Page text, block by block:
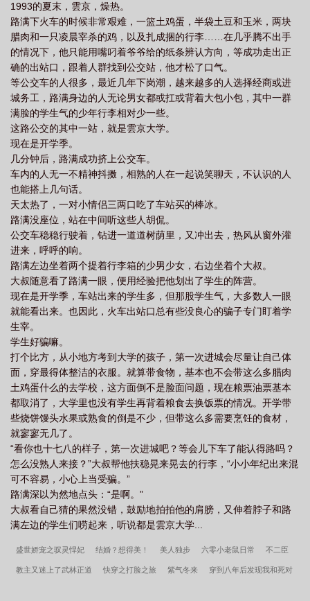
乱世争霸背景里被送到暴君枕边的刺客，却总在关键时刻下不了
手，延误了最好的时机……】路满：不是不会暗杀，而是美人计更
有性价比。暴君：别以为孤看不穿你的小心思！路满：冤枉啊！我
真的是姑娘！暴君：？！【你是恐怖灵异文里最让读者唾弃的愚蠢
“圣父”，大家原本能在主角的带领下规避危险，是你一次次不听劝和
道德绑架害得主角团陷入无数危机，导致最后只有主角一人活下
来……】路满：什么床底有鬼，明明是有人偷窥我！到底是谁？别
让我逮着！主角团和鬼：……【你是苦情文里反派的傻弟弟……】
路满：傻子你们都要整？！系统：这次的圣父不是你，你要和反派
哥哥一起刁难阻碍圣父主角，直到圣父主角被逼得彻底黑化，完成
读者的心愿！路满：做坏事成全他人，怎么不算是一种悲情圣父
呢？……文案只是部分小世界，不一定按照顺序写，以正文为主*受
是路满，很会骗人（大概？）万人迷受，每个世界的攻都是一个人
主世界he最初文案2022.11.1，修改版本有记录
1993的夏末，雲京，燥热。
路满下火车的时候非常艰难，一篮土鸡蛋，半袋土豆和玉米，两块
腊肉和一只凌晨宰杀的鸡，以及扎成捆的行李……在几乎腾不出手
的情况下，他只能用嘴叼着爷爷给的纸条辨认方向，等成功走出正
确的出站口，跟着人群找到公交站，他才松了口气。
等公交车的人很多，最近几年下岗潮，越来越多的人选择经商或进
城务工，路满身边的人无论男女都或扛或背着大包小包，其中一群
满脸的学生气的少年行李相对少一些。
这路公交的其中一站，就是雲京大学。
现在是开学季。
几分钟后，路满成功挤上公交车。
车内的人无一不精神抖擞，相熟的人在一起说笑聊天，不认识的人
也能搭上几句话。
天太热了，一对小情侣三两口吃了车站买的棒冰。
路满没座位，站在中间听这些人胡侃。
公交车稳稳行驶着，钻进一道道树荫里，又冲出去，热风从窗外灌
进来，呼呼的响。
路满左边坐着两个提着行李箱的少男少女，右边坐着个大叔。
大叔随意看了路满一眼，便用经验把他划出了学生的阵营。
现在是开学季，车站出来的学生多，但那股学生气，大多数人一眼
就能看出来。也因此，火车出站口总有些没良心的骗子专门盯着学
生宰。
学生好骗嘛。
打个比方，从小地方考到大学的孩子，第一次进城会尽量让自己体
面，穿最得体整洁的衣服。就算带食物，基本也不会带这么多腊肉
土鸡蛋什么的去学校，这方面倒不是脸面问题，现在粮票油票基本
都取消了，大学里也没有学生再背着粮食去换饭票的情况。开学带
些烧饼馒头水果或熟食的倒是不少，但带这么多需要烹饪的食材，
就寥寥无几了。
“看你也十七八的样子，第一次进城吧？等会儿下车了能认得路吗？
怎么没熟人来接？”大叔帮他扶稳晃来晃去的行李，“小小年纪出来混
可不容易，小心上当受骗。”
路满深以为然地点头：“是啊。”
大叔看自己猜的果然没错，鼓励地拍拍他的肩膀，又伸着脖子和路
满左边的学生们唠起来，听说都是雲京大学...
盛世娇宠之驭灵悍妃 结婚？想得美！ 美人独步 六零小老鼠日常 不二臣
教主又迷上了武林正道 快穿之打脸之旅 紫气冬来 穿到八年后发现我和死对